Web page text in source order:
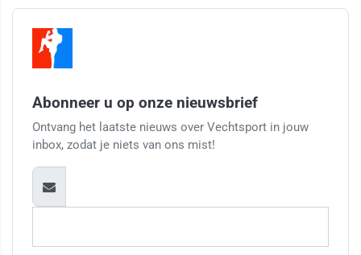
Abonneer u op onze nieuwsbrief
Ontvang het laatste nieuws over Vechtsport in jouw
inbox, zodat je niets van ons mist!